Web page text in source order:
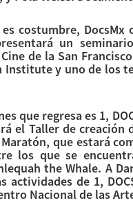
costumbre,
un
de la San
Institute y uno de los
que regresa es 1,
el Taller de
que estará
los que se
the Whale. A
actividades de 1,
Nacional de las